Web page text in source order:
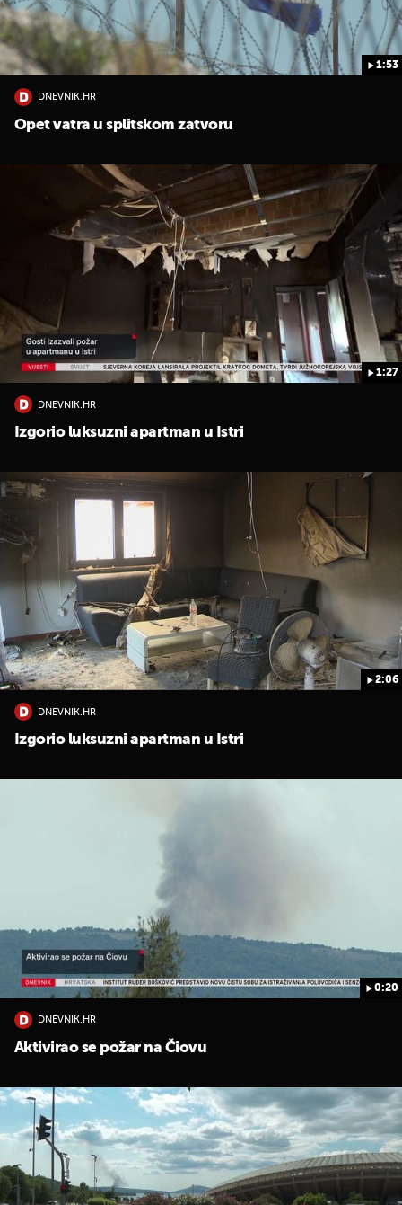
1:53
DNEVNIK.HR
Opet vatra u splitskom zatvoru
1:27
DNEVNIK.HR
Izgorio luksuzni apartman u Istri
2:06
DNEVNIK.HR
Izgorio luksuzni apartman u Istri
0:20
DNEVNIK.HR
Aktivirao se požar na Čiovu